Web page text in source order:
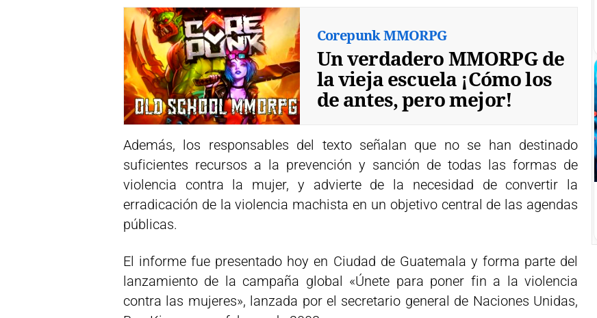
Corepunk MMORPG
Un verdadero MMORPG de
la vieja escuela ¡Cómo los
de antes, pero mejor!
Además, los responsables del texto señalan que no se han destinado
suficientes recursos a la prevención y sanción de todas las formas de
violencia contra la mujer, y advierte de la necesidad de convertir la
erradicación de la violencia machista en un objetivo central de las agendas
públicas.
El informe fue presentado hoy en Ciudad de Guatemala y forma parte del
lanzamiento de la campaña global «Únete para poner fin a la violencia
contra las mujeres», lanzada por el secretario general de Naciones Unidas,